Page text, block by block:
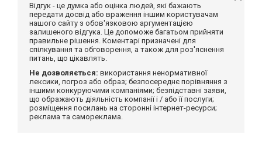
Відгук - це думка або оцінка людей, які бажають
передати досвід або враження іншим користувачам
нашого сайту з обов'язковою аргументацією
залишеного відгука. Це допоможе багатьом прийняти
правильне рішення. Коментарі призначені для
спілкування та обговорення, а також для роз'яснення
питань, що цікавлять.
Не дозволяється: використання ненормативної
лексики, погроз або образ; безпосереднє порівняння з
іншими конкуруючими компаніями; безпідставні заяви,
що ображають діяльність компанії і / або її послуги;
розміщення посилань на сторонні інтернет-ресурси;
реклама та самореклама.